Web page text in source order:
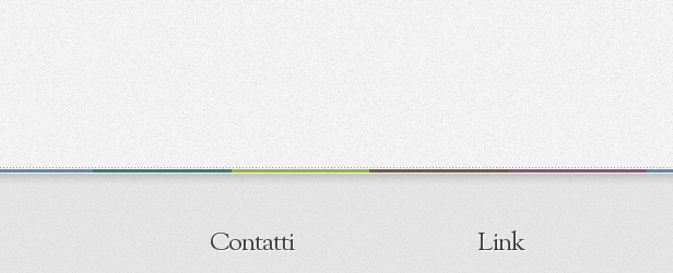
Contatti Link